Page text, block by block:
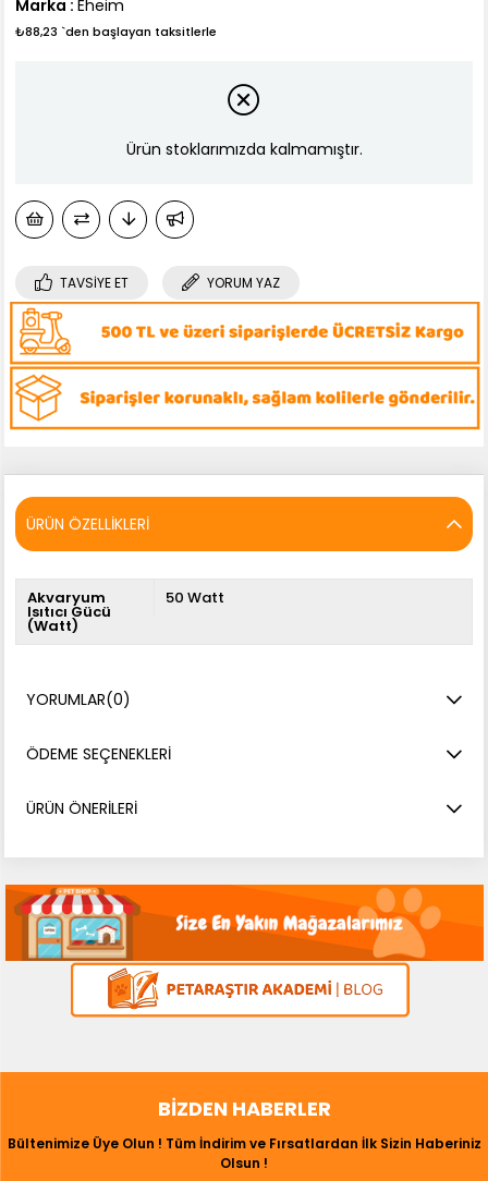
Marka : Eheim
₺88,23 `den başlayan taksitlerle
Ürün stoklarımızda kalmamıştır.
TAVSIYE ET YORUM YAZ
ÜRÜN ÖZELLIKLERI
Akvaryum
Isıtıcı Gücü
(Watt)
50 Watt
YORUMLAR(0)
ÖDEME SEÇENEKLERI
ÜRÜN ÖNERILERI
BIZDEN HABERLER
Bültenimize Üye Olun ! Tüm İndirim ve Fırsatlardan İlk Sizin Haberiniz
Olsun !